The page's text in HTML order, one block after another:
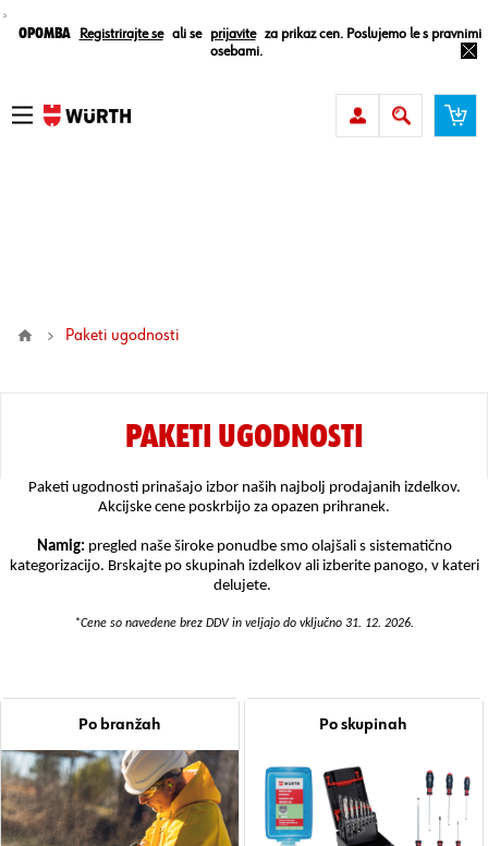
¸
Opomba Registrirajte se ali se prijavite
za prikaz cen. Poslujemo le s pravnimi
osebami.
paketi ugodnosti
PAKETI UGODNOSTI
Paketi ugodnosti prinašajo izbor naših najbolj prodajanih izdelkov.
Akcijske cene poskrbijo za opazen prihranek.
Namig: pregled naše široke ponudbe smo olajšali s sistematično
kategorizacijo. Brskajte po skupinah izdelkov ali izberite panogo, v kateri
delujete.
*Cene so navedene brez DDV in veljajo do vključno 31. 12. 2026.
Po branžah Po skupinah